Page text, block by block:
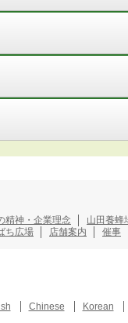
精神・企業理念
山田養蜂
ち広場 店舗案内 催事
Chinese Korean